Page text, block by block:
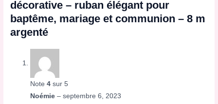
décorative – ruban élégant pour
baptême, mariage et communion – 8 m
argenté
Note4 sur 5
Noémie– septembre 6, 2023